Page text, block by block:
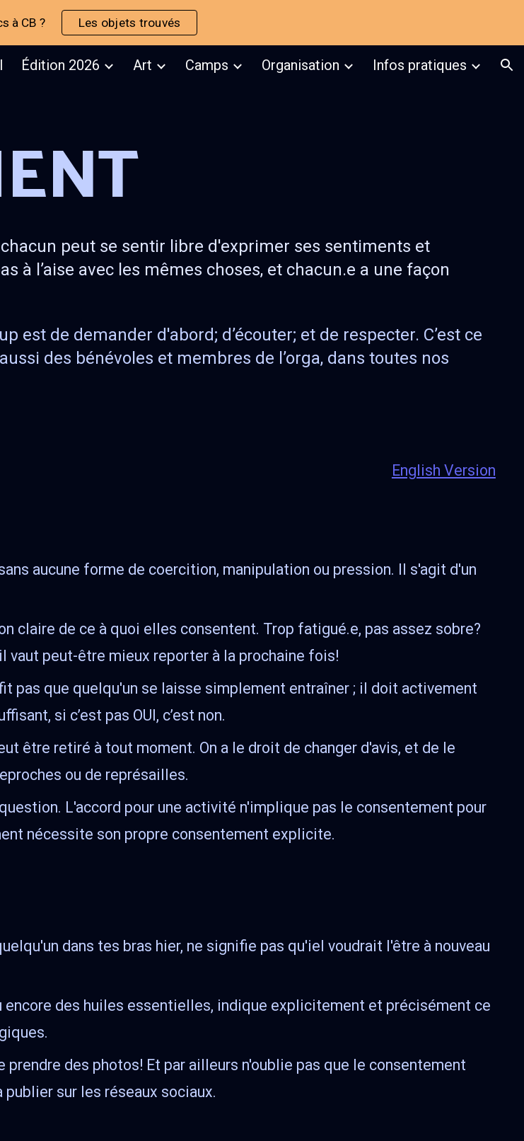
Skip to navigation
à CB ? Les objets trouvés
Édition 2026 Art Camps Organisation Infos pratiques
peut se sentir libre d'exprimer ses sentiments et
à l’aise avec les mêmes choses, et chacun.e a une façon
est de demander d'abord; d’écouter; et de respecter. C’est ce
des bénévoles et membres de l’orga, dans toutes nos
English Version
aucune forme de coercition, manipulation ou pression. Il s'agit d'un
claire de ce à quoi elles consentent. Trop fatigué.e, pas assez sobre?
peut-être mieux reporter à la prochaine fois!
pas que quelqu'un se laisse simplement entraîner ; il doit activement
si c’est pas OUI, c’est non.
être retiré à tout moment. On a le droit de changer d'avis, et de le
ou de représailles.
L'accord pour une activité n'implique pas le consentement pour
nécessite son propre consentement explicite.
dans tes bras hier, ne signifie pas qu'iel voudrait l'être à nouveau
encore des huiles essentielles, indique explicitement et précisément ce
prendre des photos! Et par ailleurs n'oublie pas que le consentement
sur les réseaux sociaux.